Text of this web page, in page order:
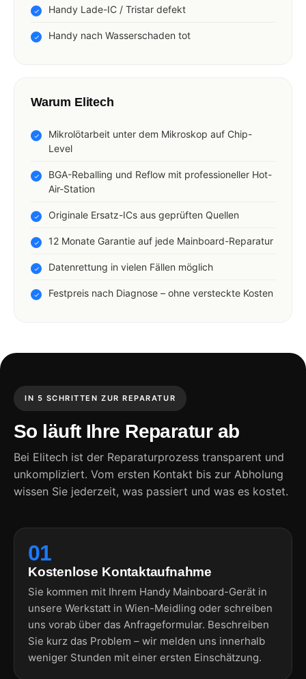
Handy Lade-IC / Tristar defekt
Handy nach Wasserschaden tot
Warum Elitech
Mikrolötarbeit unter dem Mikroskop auf Chip-
Level
BGA-Reballing und Reflow mit professioneller Hot-
Air-Station
Originale Ersatz-ICs aus geprüften Quellen
12 Monate Garantie auf jede Mainboard-Reparatur
Datenrettung in vielen Fällen möglich
Festpreis nach Diagnose – ohne versteckte Kosten
IN 5 SCHRITTEN ZUR REPARATUR
So läuft Ihre Reparatur ab
Bei Elitech ist der Reparaturprozess transparent und
unkompliziert. Vom ersten Kontakt bis zur Abholung
wissen Sie jederzeit, was passiert und was es kostet.
01
Kostenlose Kontaktaufnahme
Sie kommen mit Ihrem Handy Mainboard-Gerät in
unsere Werkstatt in Wien-Meidling oder schreiben
uns vorab über das Anfrageformular. Beschreiben
Sie kurz das Problem – wir melden uns innerhalb
weniger Stunden mit einer ersten Einschätzung.